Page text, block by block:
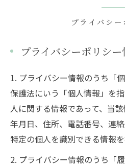
プライバシー
プライバシーポリシ
1. プライバシー情報のうち「
保護法にいう「個人情報」を
人に関する情報であって、当
年月日、住所、電話番号、連
特定の個人を識別できる情報を
2. プライバシー情報のうち「